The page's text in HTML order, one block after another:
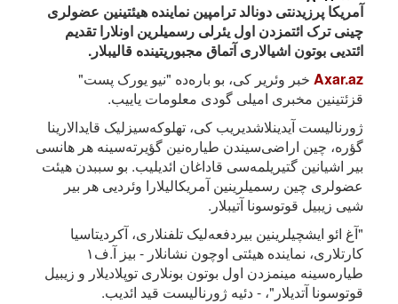
آمریکا پرزیدنتی دونالد ترامپین نماینده هیئتینین عضولری
چینی ترک ائتمزدن اول یئرلی رسمیلرین اونلارا تقدیم
ائتدیی بوتون اشیالاری آتماق مجبوریتینده قالیبلار.
Axar.az خبر وئریر کی، بو باره‌ده "نیو یورک پست"
قزئتینین مخبری امیلی گودی معلومات یاییب.
ژورنالیست آیدینلاشدیریب کی، تهلوکه‌سیزلیک قایدالارینا
گؤره، چین اراضی‌سیندن طیاره‌نین گؤیرته‌سینه هر هانسی
بیر اشیانین گتیریلمه‌سی قاداغان ائدیلیب. بو سببدن هیئت
عضولری چین رسمیلرینین آمریکالیلارا وئردیی هر بیر
شیی زیبیل قوتوسونا آتیبلار.
"آغ ائو ایشچیلرینین بیردفعه‌لیک تلفنلاری، آکردیتاسیا
کارتلاری، نماینده هیئتی اوچون نشانلار - بیز آ.ف۱
طیاره‌سینه مینمزدن اول بوتون بونلاری توپلادیلار و زیبیل
قوتوسونا آتدیلار"، - دئیه ژورنالیست قید ائدیب.